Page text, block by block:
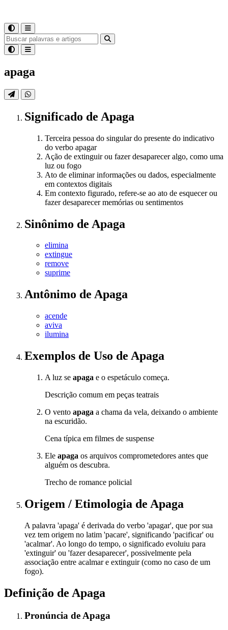
apaga
Significado de Apaga
Terceira pessoa do singular do presente do indicativo
do verbo apagar
Ação de extinguir ou fazer desaparecer algo, como uma
luz ou fogo
Ato de eliminar informações ou dados, especialmente
em contextos digitais
Em contexto figurado, refere-se ao ato de esquecer ou
fazer desaparecer memórias ou sentimentos
Sinônimo de Apaga
elimina
extingue
remove
suprime
Antônimo de Apaga
acende
aviva
ilumina
Exemplos de Uso de Apaga
A luz se apaga e o espetáculo começa.
Descrição comum em peças teatrais
O vento apaga a chama da vela, deixando o ambiente
na escuridão.
Cena típica em filmes de suspense
Ele apaga os arquivos comprometedores antes que
alguém os descubra.
Trecho de romance policial
Origem / Etimologia de Apaga
A palavra 'apaga' é derivada do verbo 'apagar', que por sua
vez tem origem no latim 'pacare', significando 'pacificar' ou
'acalmar'. Ao longo do tempo, o significado evoluiu para
'extinguir' ou 'fazer desaparecer', possivelmente pela
associação entre acalmar e extinguir (como no caso de um
fogo).
Definição de Apaga
Pronúncia de Apaga